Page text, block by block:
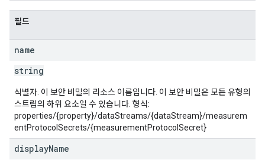
필드
name
string
식별자. 이 보안 비밀의 리소스 이름입니다. 이 보안 비밀은 모든 유형의
스트림의 하위 요소일 수 있습니다. 형식:
properties/{property}/dataStreams/{dataStream}/measurem
entProtocolSecrets/{measurementProtocolSecret}
displayName